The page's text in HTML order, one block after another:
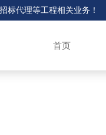
标代理等工程相关业务！
首页